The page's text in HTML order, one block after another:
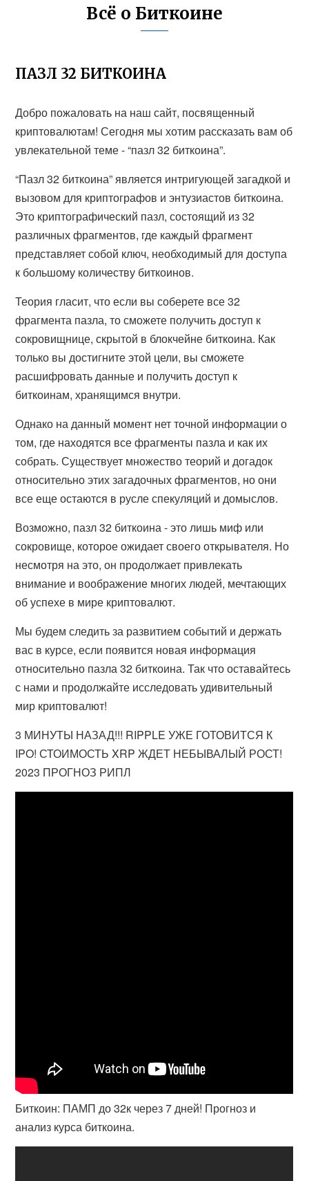
Всё о Биткоине
ПАЗЛ 32 БИТКОИНА
Добро пожаловать на наш сайт, посвященный
криптовалютам! Сегодня мы хотим рассказать вам об
увлекательной теме - “пазл 32 биткоина”.
“Пазл 32 биткоина” является интригующей загадкой и
вызовом для криптографов и энтузиастов биткоина.
Это криптографический пазл, состоящий из 32
различных фрагментов, где каждый фрагмент
представляет собой ключ, необходимый для доступа
к большому количеству биткоинов.
Теория гласит, что если вы соберете все 32
фрагмента пазла, то сможете получить доступ к
сокровищнице, скрытой в блокчейне биткоина. Как
только вы достигните этой цели, вы сможете
расшифровать данные и получить доступ к
биткоинам, хранящимся внутри.
Однако на данный момент нет точной информации о
том, где находятся все фрагменты пазла и как их
собрать. Существует множество теорий и догадок
относительно этих загадочных фрагментов, но они
все еще остаются в русле спекуляций и домыслов.
Возможно, пазл 32 биткоина - это лишь миф или
сокровище, которое ожидает своего открывателя. Но
несмотря на это, он продолжает привлекать
внимание и воображение многих людей, мечтающих
об успехе в мире криптовалют.
Мы будем следить за развитием событий и держать
вас в курсе, если появится новая информация
относительно пазла 32 биткоина. Так что оставайтесь
с нами и продолжайте исследовать удивительный
мир криптовалют!
3 МИНУТЫ НАЗАД!!! RIPPLE УЖЕ ГОТОВИТСЯ К
IPO! СТОИМОСТЬ XRP ЖДЕТ НЕБЫВАЛЫЙ РОСТ!
2023 ПРОГНОЗ РИПЛ
Биткоин: ПАМП до 32к через 7 дней! Прогноз и
анализ курса биткоина.